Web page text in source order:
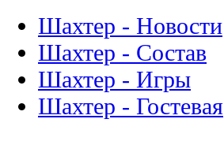
Шахтер - Новости
Шахтер - Состав
Шахтер - Игры
Шахтер - Гостевая